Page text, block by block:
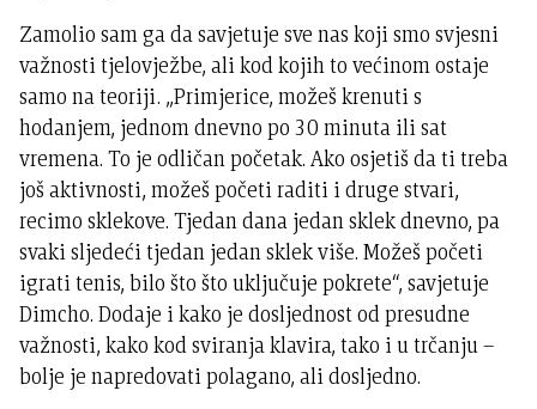
Zamolio sam ga da savjetuje sve nas koji smo svjesni
važnosti tjelovježbe, ali kod kojih to većinom ostaje
samo na teoriji. „Primjerice, možeš krenuti s
hodanjem, jednom dnevno po 30 minuta ili sat
vremena. To je odličan početak. Ako osjetiš da ti treba
još aktivnosti, možeš početi raditi i druge stvari,
recimo sklekove. Tjedan dana jedan sklek dnevno, pa
svaki sljedeći tjedan jedan sklek više. Možeš početi
igrati tenis, bilo što što uključuje pokrete“, savjetuje
Dimcho. Dodaje i kako je dosljednost od presudne
važnosti, kako kod sviranja klavira, tako i u trčanju –
bolje je napredovati polagano, ali dosljedno.